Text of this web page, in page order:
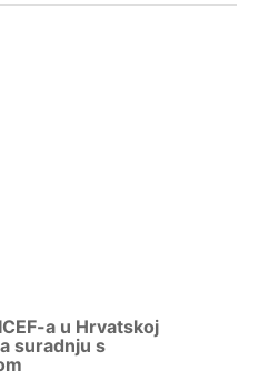
a u Hrvatskoj
suradnju s